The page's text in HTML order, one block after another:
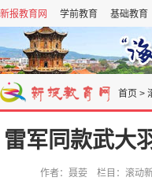
新报教育网 学前教育 基础教育
首页 >
雷军同款武大
作者：聂荌 栏目：滚动